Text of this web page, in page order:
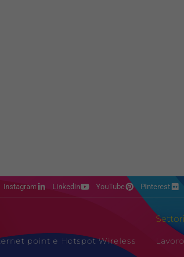
Instagram Linkedin YouTube Pinterest
point e Hotspot Wireless Lavoro